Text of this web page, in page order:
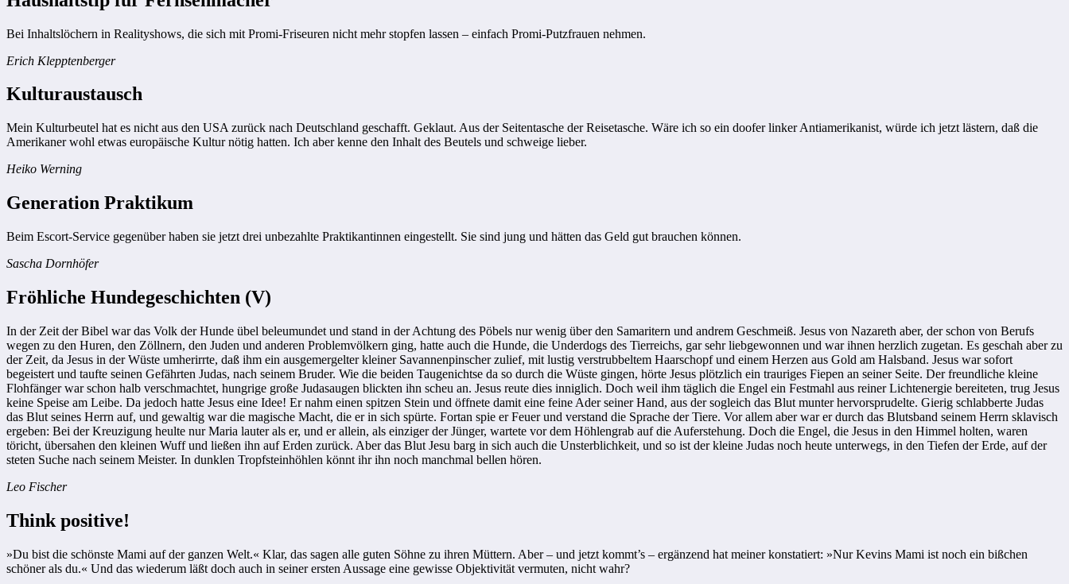
Bei Inhaltslöchern in Realityshows, die sich mit Promi-Friseuren nicht mehr stopfen lassen – einfach Promi-Putzfrauen nehmen.
Erich Klepptenberger
Kulturaustausch
Mein Kulturbeutel hat es nicht aus den USA zurück nach Deutschland geschafft. Geklaut. Aus der Seitentasche der Reisetasche. Wäre ich so ein doofer linker Antiamerikanist, würde ich jetzt lästern, daß die
Amerikaner wohl etwas europäische Kultur nötig hatten. Ich aber kenne den Inhalt des Beutels und schweige lieber.
Heiko Werning
Generation Praktikum
Beim Escort-Service gegenüber haben sie jetzt drei unbezahlte Praktikantinnen eingestellt. Sie sind jung und hätten das Geld gut brauchen können.
Sascha Dornhöfer
Fröhliche Hundegeschichten (V)
In der Zeit der Bibel war das Volk der Hunde übel beleumundet und stand in der Achtung des Pöbels nur wenig über den Samaritern und andrem Geschmeiß. Jesus von Nazareth aber, der schon von Berufs
wegen zu den Huren, den Zöllnern, den Juden und anderen Problemvölkern ging, hatte auch die Hunde, die Underdogs des Tierreichs, gar sehr liebgewonnen und war ihnen herzlich zugetan. Es geschah aber zu
der Zeit, da Jesus in der Wüste umherirrte, daß ihm ein ausgemergelter kleiner Savannenpinscher zulief, mit lustig verstrubbeltem Haarschopf und einem Herzen aus Gold am Halsband. Jesus war sofort
begeistert und taufte seinen Gefährten Judas, nach seinem Bruder. Wie die beiden Taugenichtse da so durch die Wüste gingen, hörte Jesus plötzlich ein trauriges Fiepen an seiner Seite. Der freundliche kleine
Flohfänger war schon halb verschmachtet, hungrige große Judasaugen blickten ihn scheu an. Jesus reute dies inniglich. Doch weil ihm täglich die Engel ein Festmahl aus reiner Lichtenergie bereiteten, trug Jesus
keine Speise am Leibe. Da jedoch hatte Jesus eine Idee! Er nahm einen spitzen Stein und öffnete damit eine feine Ader seiner Hand, aus der sogleich das Blut munter hervorsprudelte. Gierig schlabberte Judas
das Blut seines Herrn auf, und gewaltig war die magische Macht, die er in sich spürte. Fortan spie er Feuer und verstand die Sprache der Tiere. Vor allem aber war er durch das Blutsband seinem Herrn sklavisch
ergeben: Bei der Kreuzigung heulte nur Maria lauter als er, und er allein, als einziger der Jünger, wartete vor dem Höhlengrab auf die Auferstehung. Doch die Engel, die Jesus in den Himmel holten, waren
töricht, übersahen den kleinen Wuff und ließen ihn auf Erden zurück. Aber das Blut Jesu barg in sich auch die Unsterblichkeit, und so ist der kleine Judas noch heute unterwegs, in den Tiefen der Erde, auf der
steten Suche nach seinem Meister. In dunklen Tropfsteinhöhlen könnt ihr ihn noch manchmal bellen hören.
Leo Fischer
Think positive!
»Du bist die schönste Mami auf der ganzen Welt.« Klar, das sagen alle guten Söhne zu ihren Müttern. Aber – und jetzt kommt’s – ergänzend hat meiner konstatiert: »Nur Kevins Mami ist noch ein bißchen
schöner als du.« Und das wiederum läßt doch auch in seiner ersten Aussage eine gewisse Objektivität vermuten, nicht wahr?